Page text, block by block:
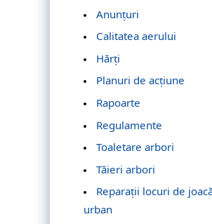
Anunțuri
Calitatea aerului
Hărți
Planuri de acțiune
Rapoarte
Regulamente
Toaletare arbori
Tăieri arbori
Reparații locuri de
urban